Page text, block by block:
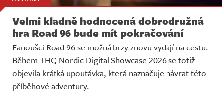
Velmi kladně hodnocená dobrodružná
hra Road 96 bude mít pokračování
Fanoušci Road 96 se možná brzy znovu vydají na cestu.
Během THQ Nordic Digital Showcase 2026 se totiž
objevila krátká upoutávka, která naznačuje návrat této
příběhové adventury.